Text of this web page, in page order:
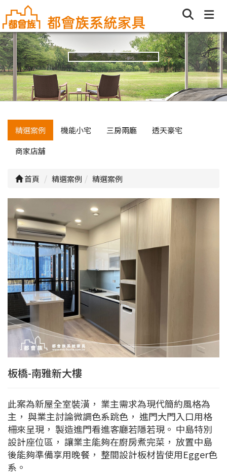
精選案例 機能小宅 三房兩廳
透天豪宅
商家店舖
首頁 精選案例 精選案例
板橋-南雅新大樓
此案為新屋全室裝潢， 業主需求為現代簡約風格為
主， 與業主討論微調色系跳色， 進門大門入口用格
柵來呈現， 製造進門看進客廳若隱若現。 中島特別
設計座位區， 讓業主能夠在廚房煮完菜， 放置中島
後能夠準備享用晚餐， 整間設計板材皆使用Egger色
系。